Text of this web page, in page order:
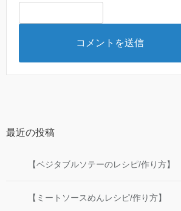
最近の投稿
【ベジタブルソテーのレシピ/作り方】
【ミートソースめんレシピ/作り方】